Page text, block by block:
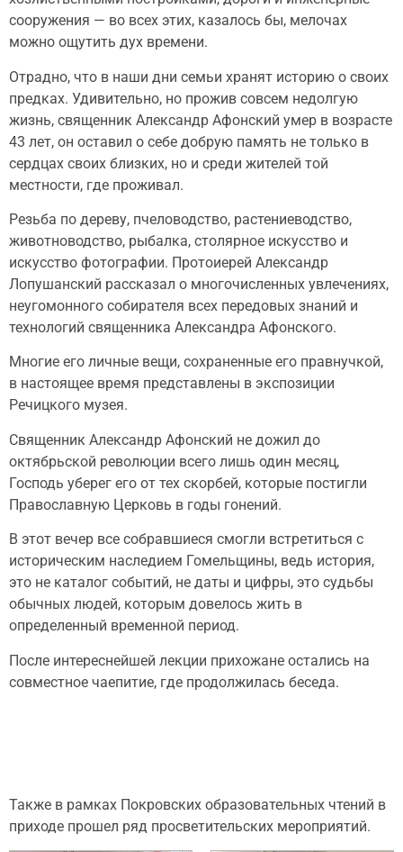
сооружения — во всех этих, казалось бы, мелочах
можно ощутить дух времени.
Отрадно, что в наши дни семьи хранят историю о своих
предках. Удивительно, но прожив совсем недолгую
жизнь, священник Александр Афонский умер в возрасте
43 лет, он оставил о себе добрую память не только в
сердцах своих близких, но и среди жителей той
местности, где проживал.
Резьба по дереву, пчеловодство, растениеводство,
животноводство, рыбалка, столярное искусство и
искусство фотографии. Протоиерей Александр
Лопушанский рассказал о многочисленных увлечениях,
неугомонного собирателя всех передовых знаний и
технологий священника Александра Афонского.
Многие его личные вещи, сохраненные его правнучкой,
в настоящее время представлены в экспозиции
Речицкого музея.
Священник Александр Афонский не дожил до
октябрьской революции всего лишь один месяц,
Господь уберег его от тех скорбей, которые постигли
Православную Церковь в годы гонений.
В этот вечер все собравшиеся смогли встретиться с
историческим наследием Гомельщины, ведь история,
это не каталог событий, не даты и цифры, это судьбы
обычных людей, которым довелось жить в
определенный временной период.
После интереснейшей лекции прихожане остались на
совместное чаепитие, где продолжилась беседа.
Также в рамках Покровских образовательных чтений в
приходе прошел ряд просветительских мероприятий.